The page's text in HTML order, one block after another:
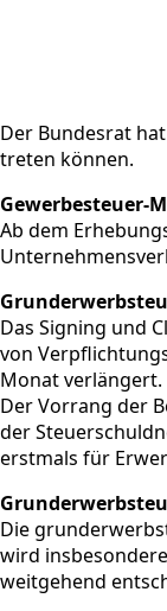
Der Bundesrat
treten können.
Gewerbesteuer-
Ab dem
Das Signing und
von
Monat verlängert.
Der Vorrang der
der
erstmals für
Die
wird
weitgehend